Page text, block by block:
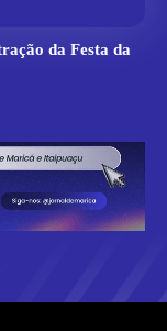
da Festa da